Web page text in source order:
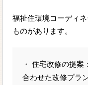
福祉住環境コーディ
ものがあります。
・ 住宅改修の提
合わせた改修プラ